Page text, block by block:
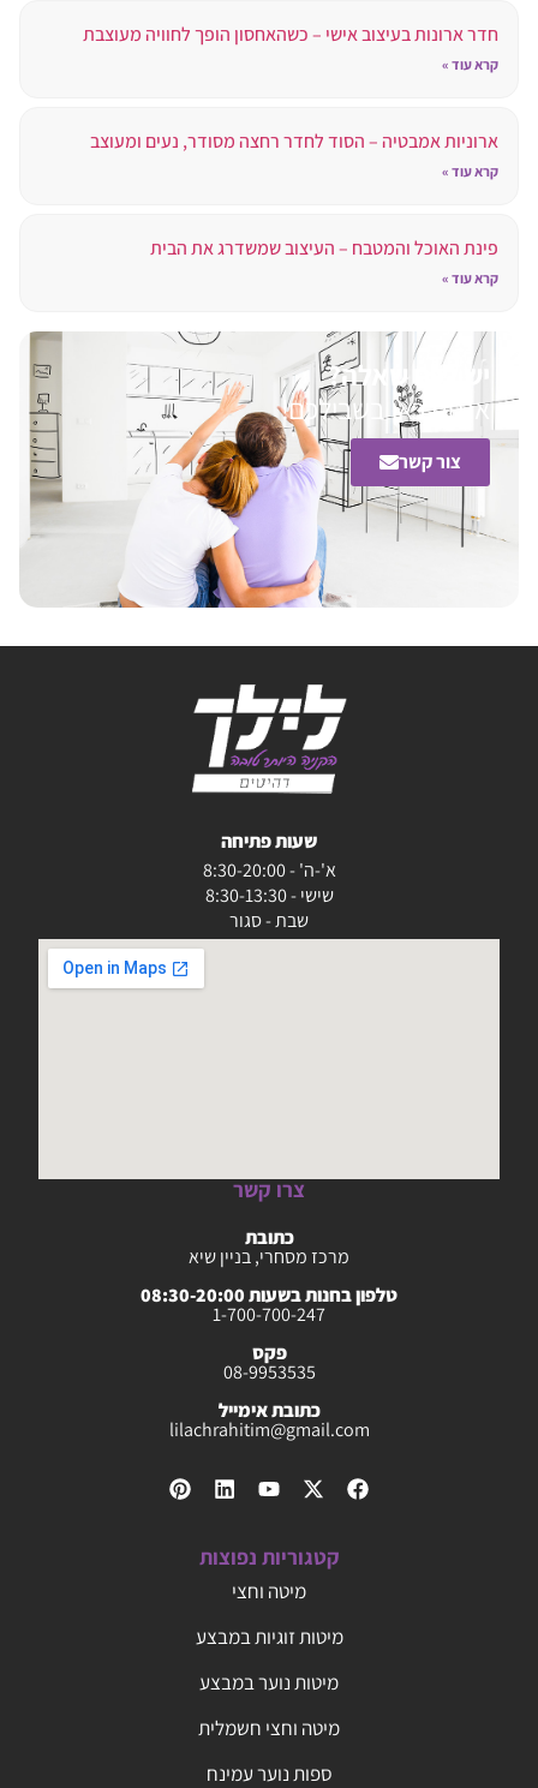
חדר ארונות בעיצוב אישי – כשהאחסון הופך לחוויה מעוצבת
קרא עוד »
ארוניות אמבטיה – הסוד לחדר רחצה מסודר, נעים ומעוצב
קרא עוד »
פינת האוכל והמטבח – העיצוב שמשדרג את הבית
קרא עוד »
יש לכם שאלה?
אנחנו כאן בשבילכם!
צור קשר
שעות פתיחה
א'-ה' - 8:30-20:00
שישי - 8:30-13:30
שבת - סגור
צרו קשר
כתובת
מרכז מסחרי, בניין שיא
טלפון בחנות בשעות 08:30-20:00
1-700-700-247
פקס
08-9953535
כתובת אימייל
lilachrahitim@gmail.com
קטגוריות נפוצות
מיטה וחצי
מיטות זוגיות במבצע
מיטות נוער במבצע
מיטה וחצי חשמלית
ספות נוער עמינח